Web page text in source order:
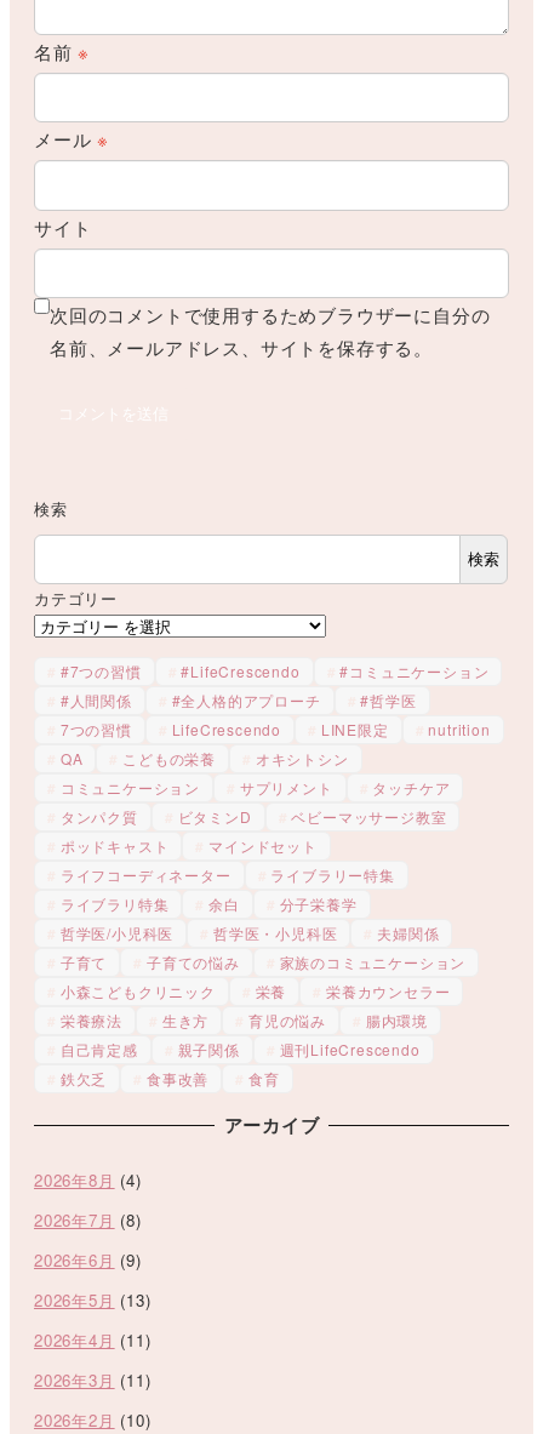
名前※
メール※
サイト
次回のコメントで使用するためブラウザーに自分の
名前、メールアドレス、サイトを保存する。
検索
検索
カテゴリー
#7つの習慣 #LifeCrescendo
#コミュニケーション
#人間関係
#全人格的アプローチ
#哲学医
7つの習慣
LifeCrescendo LINE限定
nutrition
QA
こどもの栄養
オキシトシン
コミュニケーション
サプリメント
タッチケア
タンパク質
ビタミンD
ベビーマッサージ教室
ポッドキャスト
マインドセット
ライフコーディネーター
ライブラリー特集
ライブラリ特集
余白
分子栄養学
哲学医/小児科医
哲学医・小児科医
夫婦関係
子育て
子育ての悩み
家族のコミュニケーション
小森こどもクリニック
栄養
栄養カウンセラー
栄養療法
生き方 育児の悩み
腸内環境
自己肯定感
親子関係
週刊LifeCrescendo
鉄欠乏
食事改善 食育
アーカイブ
2026年8月 (4)
2026年7月 (8)
2026年6月 (9)
2026年5月 (13)
2026年4月 (11)
2026年3月 (11)
2026年2月 (10)